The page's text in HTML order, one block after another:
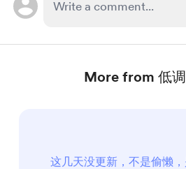
More from 低调
这几天没更新，不是偷懒